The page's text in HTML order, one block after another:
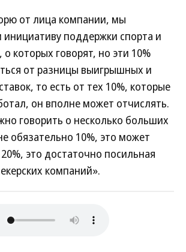
от лица компании, мы
поддержки спорта и
которых говорят, но эти 10%
от разницы выигрышных и
то есть от тех 10%, которые
он вполне может отчислять.
говорить о несколько больших
обязательно 10%, это может
это достаточно посильная
компаний».